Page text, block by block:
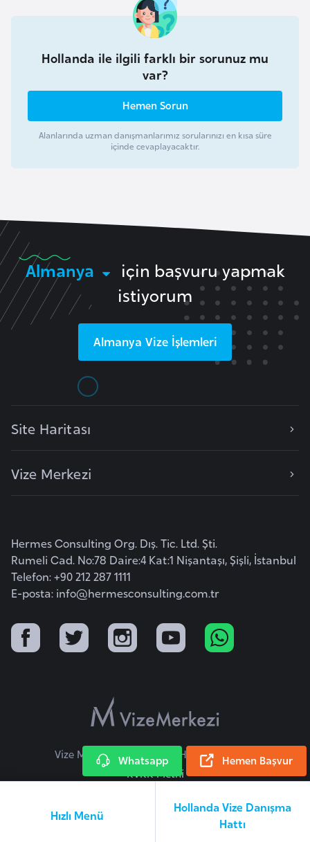
Hollanda ile ilgili farklı bir sorunuz mu
var?
Hemen Sorun
Alanlarında uzman danışmanlarımız sorularınızı en kısa süre
içinde cevaplayacaktır.
Hızlı Menü
Hollanda Vize Danışma
Hattı
Almanya
için başvuru yapmak
istiyorum
Almanya Vize İşlemleri
Site Haritası
Vize Merkezi
Hermes Consulting Org. Dış. Tic. Ltd. Şti.
Rumeli Cad. No:78 Daire:4 Kat:1 Nişantaşı, Şişli, İstanbul
Telefon: +90 212 287 1111
E-posta: info@hermesconsulting.com.tr
Vize Merkezi © 2026 Tüm Hakları Saklıdır.
KVKK Metni
z
i
b
u
t
a
i
k
a
D
m
o
K
Hemen Başvur
Whatsapp